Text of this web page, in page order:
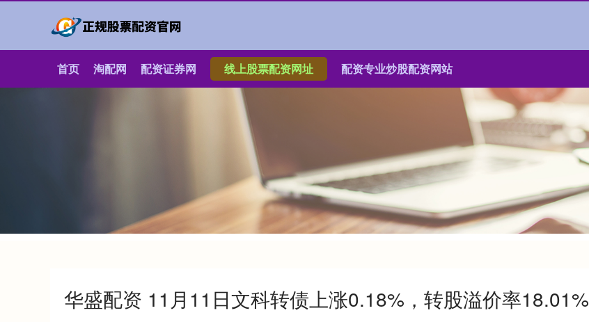
首页 淘配网 配资证券网 线上股票配资网址 配资专业炒股配资网站
华盛配资 11月11日文科转债上涨0.18%，转股溢价率18.01%